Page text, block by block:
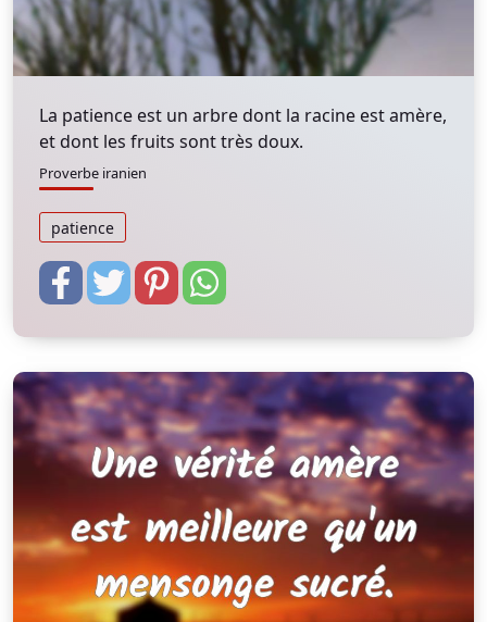
La patience est un arbre dont la racine est amère,
et dont les fruits sont très doux.
Proverbe iranien
patience